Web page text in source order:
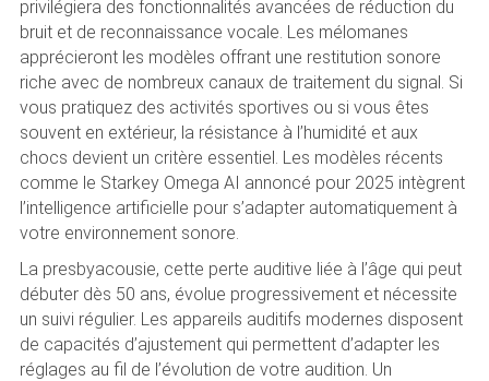
privilégiera des fonctionnalités avancées de réduction du
bruit et de reconnaissance vocale. Les mélomanes
apprécieront les modèles offrant une restitution sonore
riche avec de nombreux canaux de traitement du signal. Si
vous pratiquez des activités sportives ou si vous êtes
souvent en extérieur, la résistance à l’humidité et aux
chocs devient un critère essentiel. Les modèles récents
comme le Starkey Omega AI annoncé pour 2025 intègrent
l’intelligence artificielle pour s’adapter automatiquement à
votre environnement sonore.
La presbyacousie, cette perte auditive liée à l’âge qui peut
débuter dès 50 ans, évolue progressivement et nécessite
un suivi régulier. Les appareils auditifs modernes disposent
de capacités d’ajustement qui permettent d’adapter les
réglages au fil de l’évolution de votre audition. Un